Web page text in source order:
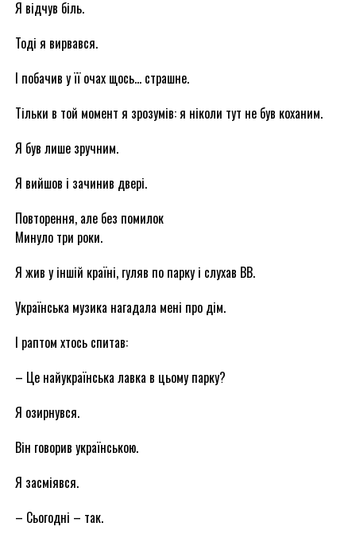
Я відчув біль.
Тоді я вирвався.
І побачив у її очах щось… страшне.
Тільки в той момент я зрозумів: я ніколи тут не був коханим.
Я був лише зручним.
Я вийшов і зачинив двері.
Повторення, але без помилок
Минуло три роки.
Я жив у іншій країні, гуляв по парку і слухав ВВ.
Українська музика нагадала мені про дім.
І раптом хтось спитав:
– Це найукраїнська лавка в цьому парку?
Я озирнувся.
Він говорив українською.
Я засміявся.
– Сьогодні – так.